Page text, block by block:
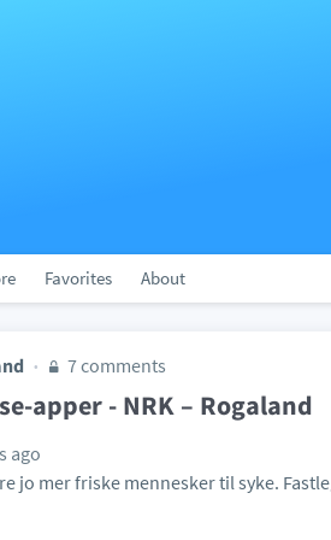
Favorites About
7 comments
apper - NRK – Rogaland
ago
jo mer friske mennesker til syke.